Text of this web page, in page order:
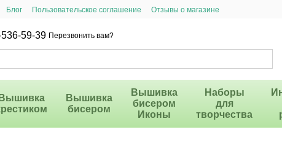
Блог Пользовательское соглашение
Отзывы о магазине
59-39 Перезвонить вам?
Вышивка
Вышивка
бисером
Вышивка
бисером
Иконы
Наборы
для
творчества